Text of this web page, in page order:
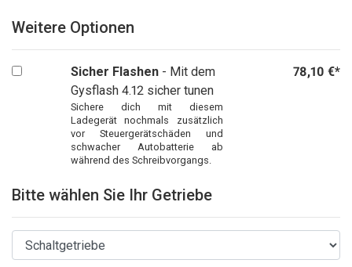
Weitere Optionen
Sicher Flashen- Mit dem
Gysflash 4.12 sicher tunen
Sichere dich mit diesem
Ladegerät nochmals zusätzlich
vor Steuergerätschäden und
schwacher Autobatterie ab
während des Schreibvorgangs.
78,10 €*
Bitte wählen Sie Ihr Getriebe